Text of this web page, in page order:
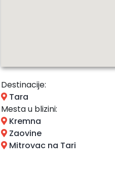
Destinacije:
Tara
Mesta u blizini:
Kremna
Zaovine
Mitrovac na Tari